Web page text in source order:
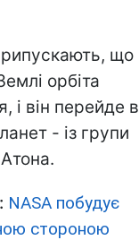
що
орбіта
і він перейде в
- із групи
NASA побудує
стороною